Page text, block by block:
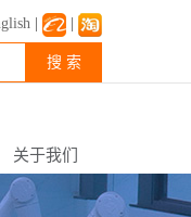
搜 索
关于我们
企业简介